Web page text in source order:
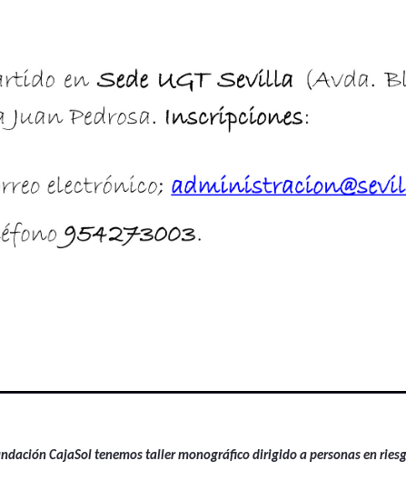
CajaSol tenemos taller monográfico dirigido a personas en